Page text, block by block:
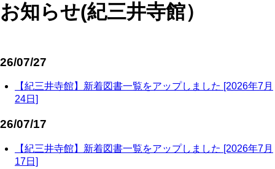
お知らせ(紀三井寺館）
26/07/27
【紀三井寺館】新着図書一覧をアップしました [2026年7月
24日]
26/07/17
【紀三井寺館】新着図書一覧をアップしました [2026年7月
17日]